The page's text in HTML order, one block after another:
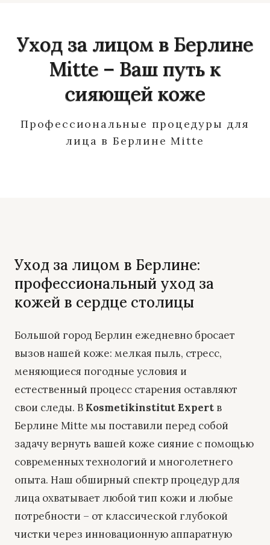
Уход за лицом в Берлине
Mitte – Ваш путь к
сияющей коже
Профессиональные процедуры для
лица в Берлине Mitte
Уход за лицом в Берлине:
профессиональный уход за
кожей в сердце столицы
Большой город Берлин ежедневно бросает
вызов нашей коже: мелкая пыль, стресс,
меняющиеся погодные условия и
естественный процесс старения оставляют
свои следы. В Kosmetikinstitut Expert в
Берлине Mitte мы поставили перед собой
задачу вернуть вашей коже сияние с помощью
современных технологий и многолетнего
опыта. Наш обширный спектр процедур для
лица охватывает любой тип кожи и любые
потребности – от классической глубокой
чистки через инновационную аппаратную